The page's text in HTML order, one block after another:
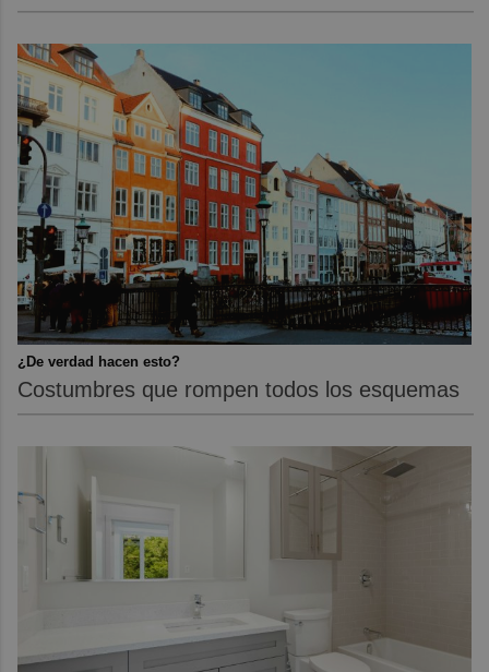
¿De verdad hacen esto?
Costumbres que rompen todos los esquemas